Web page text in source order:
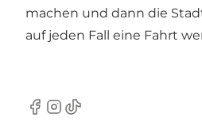
machen und dann die
auf jeden Fall eine Fahrt
Facebook
Instagram
TikTok